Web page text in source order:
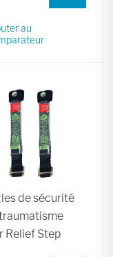
au
de sécurité
Relief Step